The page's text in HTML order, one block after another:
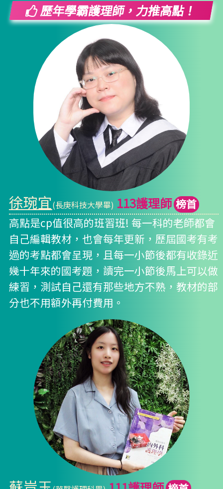
歷年學霸護理師，力推高點！
徐琬宜(長庚科技大學畢) 113護理師 榜首
高點是cp值很高的班習班! 每一科的老師都會
自己編輯教材，也會每年更新，歷屆國考有考
過的考點都會呈現，且每一小節後都有收錄近
幾十年來的國考題，讀完一小節後馬上可以做
練習，測試自己還有那些地方不熟，教材的部
分也不用額外再付費用。